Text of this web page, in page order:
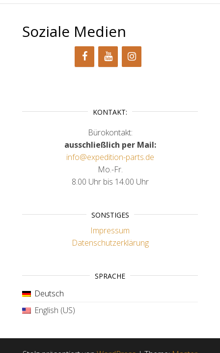
Soziale Medien
KONTAKT:
Bürokontakt:
ausschließlich per Mail:
info@expedition-parts.de
Mo.-Fr.
8.00 Uhr bis 14.00 Uhr
SONSTIGES
Impressum
Datenschutzerklärung
SPRACHE
Deutsch
English (US)